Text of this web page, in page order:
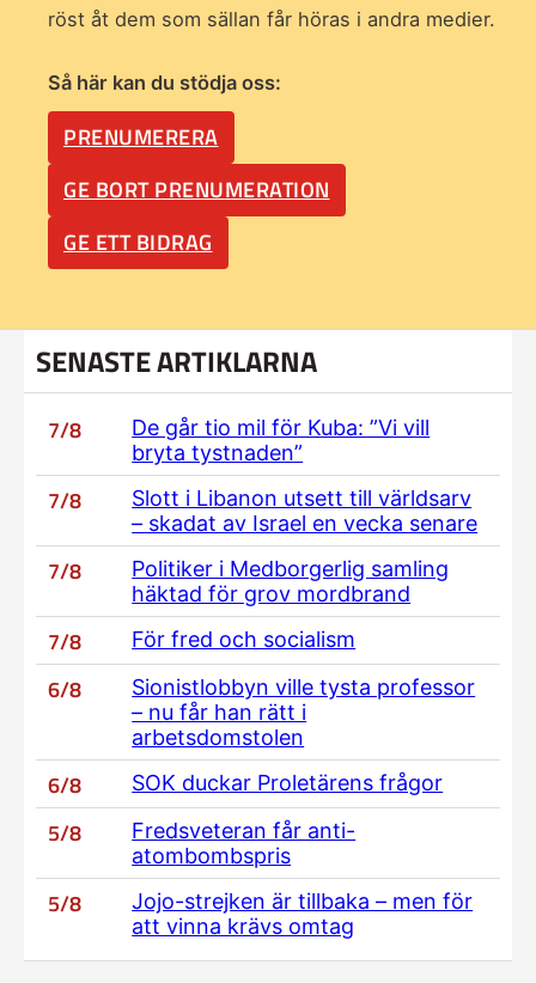
röst åt dem som sällan får höras i andra medier.
Så här kan du stödja oss:
PRENUMERERA
GE BORT PRENUMERATION
GE ETT BIDRAG
SENASTE ARTIKLARNA
7/8
De går tio mil för Kuba: ”Vi vill
bryta tystnaden”
7/8
Slott i Libanon utsett till världsarv
– skadat av Israel en vecka senare
7/8
Politiker i Medborgerlig samling
häktad för grov mordbrand
7/8 För fred och socialism
6/8
Sionistlobbyn ville tysta professor
– nu får han rätt i
arbetsdomstolen
6/8 SOK duckar Proletärens frågor
5/8
Fredsveteran får anti-
atombombspris
5/8
Jojo-strejken är tillbaka – men för
att vinna krävs omtag